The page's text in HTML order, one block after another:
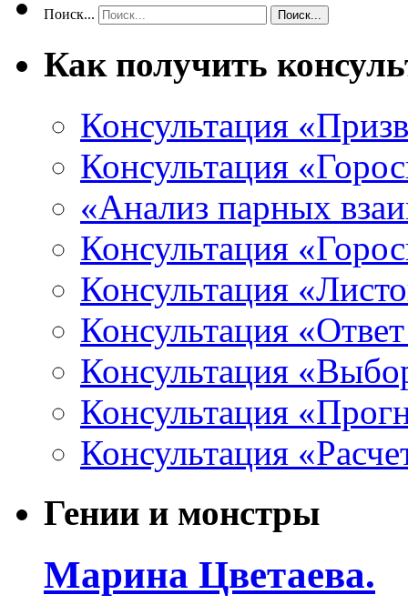
Поиск...
Как получить
Консультация
Консультация
«Анализ парных
Консультация
Консультация
Консультация
Консультация
Консультация
Консультация
Гении и монстры
Марина Цветаева.